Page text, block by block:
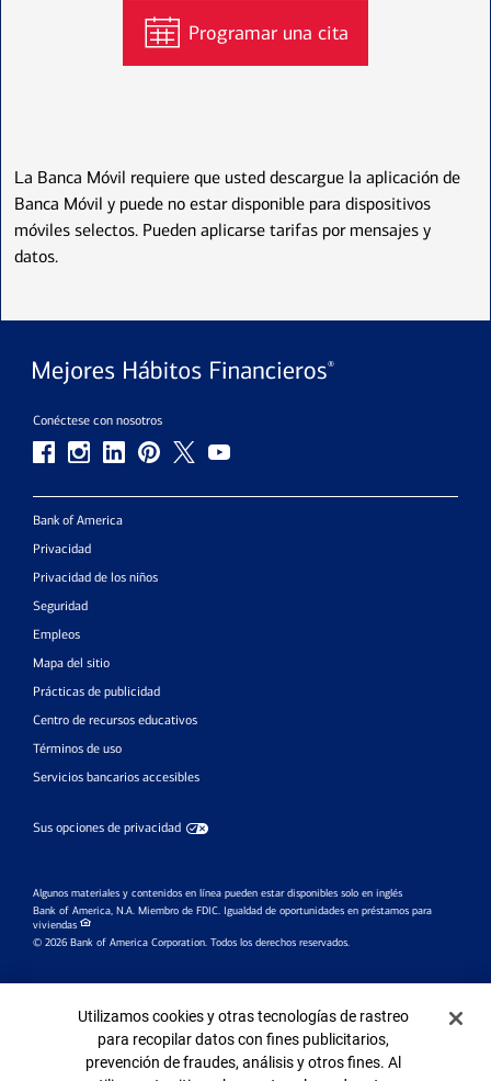
Programar una cita
La Banca Móvil requiere que usted descargue la aplicación de
Banca Móvil y puede no estar disponible para dispositivos
móviles selectos. Pueden aplicarse tarifas por mensajes y
datos.
Conéctese con nosotros
Bank of America
Privacidad
Privacidad de los niños
Seguridad
Empleos
Mapa del sitio
Prácticas de publicidad
Centro de recursos educativos
Términos de uso
Servicios bancarios accesibles
Sus opciones de privacidad
Algunos materiales y contenidos en línea pueden estar disponibles solo en inglés
Bank of America, N.A. Miembro de FDIC. Igualdad de oportunidades en préstamos para
viviendas
© 2026 Bank of America Corporation. Todos los derechos reservados.
Are Not
FDIC Insured
Are Not
Bank
Guaranteed
May Lose
Value
Banner de Cookies
Utilizamos cookies y otras tecnologías de rastreo
para recopilar datos con fines publicitarios,
prevención de fraudes, análisis y otros fines. Al